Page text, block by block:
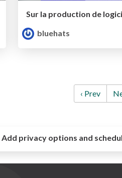
bluehats
‹ Prev
Add privacy options and